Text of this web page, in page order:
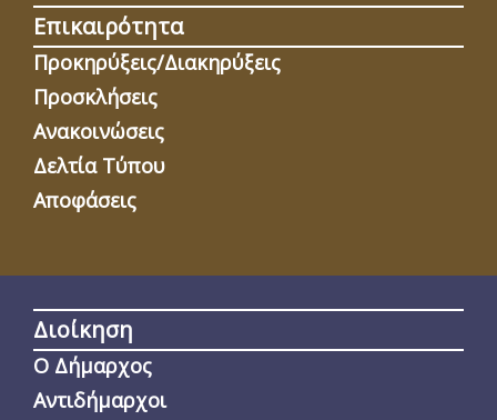
Επικαιρότητα
Προκηρύξεις/Διακηρύξεις
Προσκλήσεις
Ανακοινώσεις
Δελτία Τύπου
Αποφάσεις
Διοίκηση
Ο Δήμαρχος
Αντιδήμαρχοι